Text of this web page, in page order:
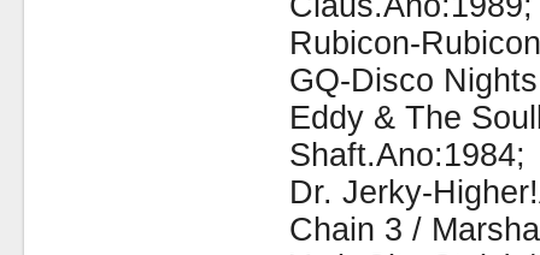
Rubicon-
GQ-Disco
Eddy & The
Shaft.Ano:1984;
Dr. Jerky-
Chain 3 /